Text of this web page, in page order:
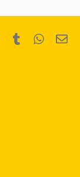
Pinterest
Tumblr